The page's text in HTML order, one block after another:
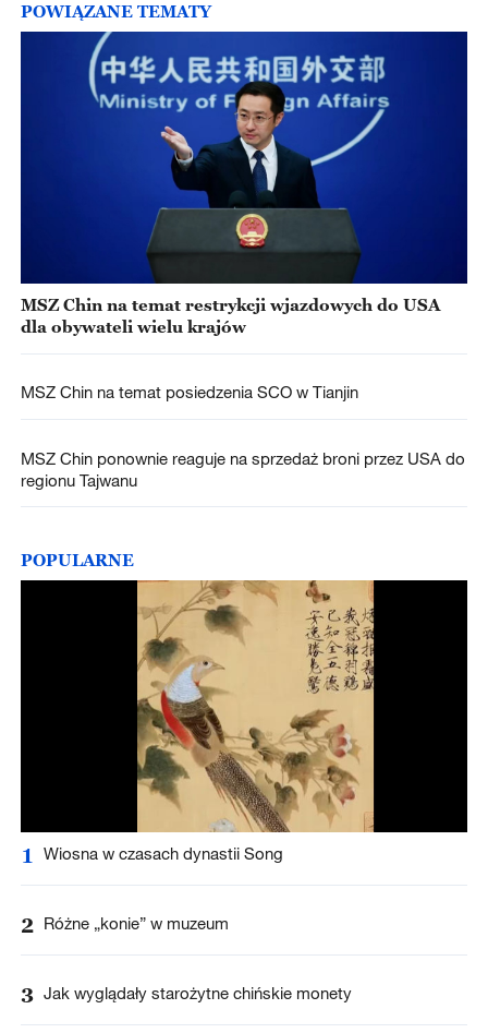
POWIĄZANE TEMATY
MSZ Chin na temat restrykcji wjazdowych do USA
dla obywateli wielu krajów
MSZ Chin na temat posiedzenia SCO w Tianjin
MSZ Chin ponownie reaguje na sprzedaż broni przez USA do
regionu Tajwanu
POPULARNE
1 Wiosna w czasach dynastii Song
2 Różne „konie” w muzeum
3 Jak wyglądały starożytne chińskie monety